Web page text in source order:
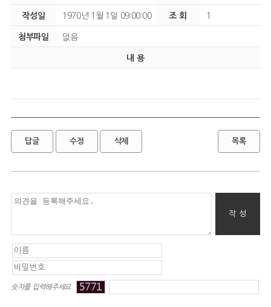
작성일 1970년 1월 1일 09:00:00 조 회 1
첨부파일 없음
내 용
답글 수정 삭제 목록
숫자를 입력해주세요